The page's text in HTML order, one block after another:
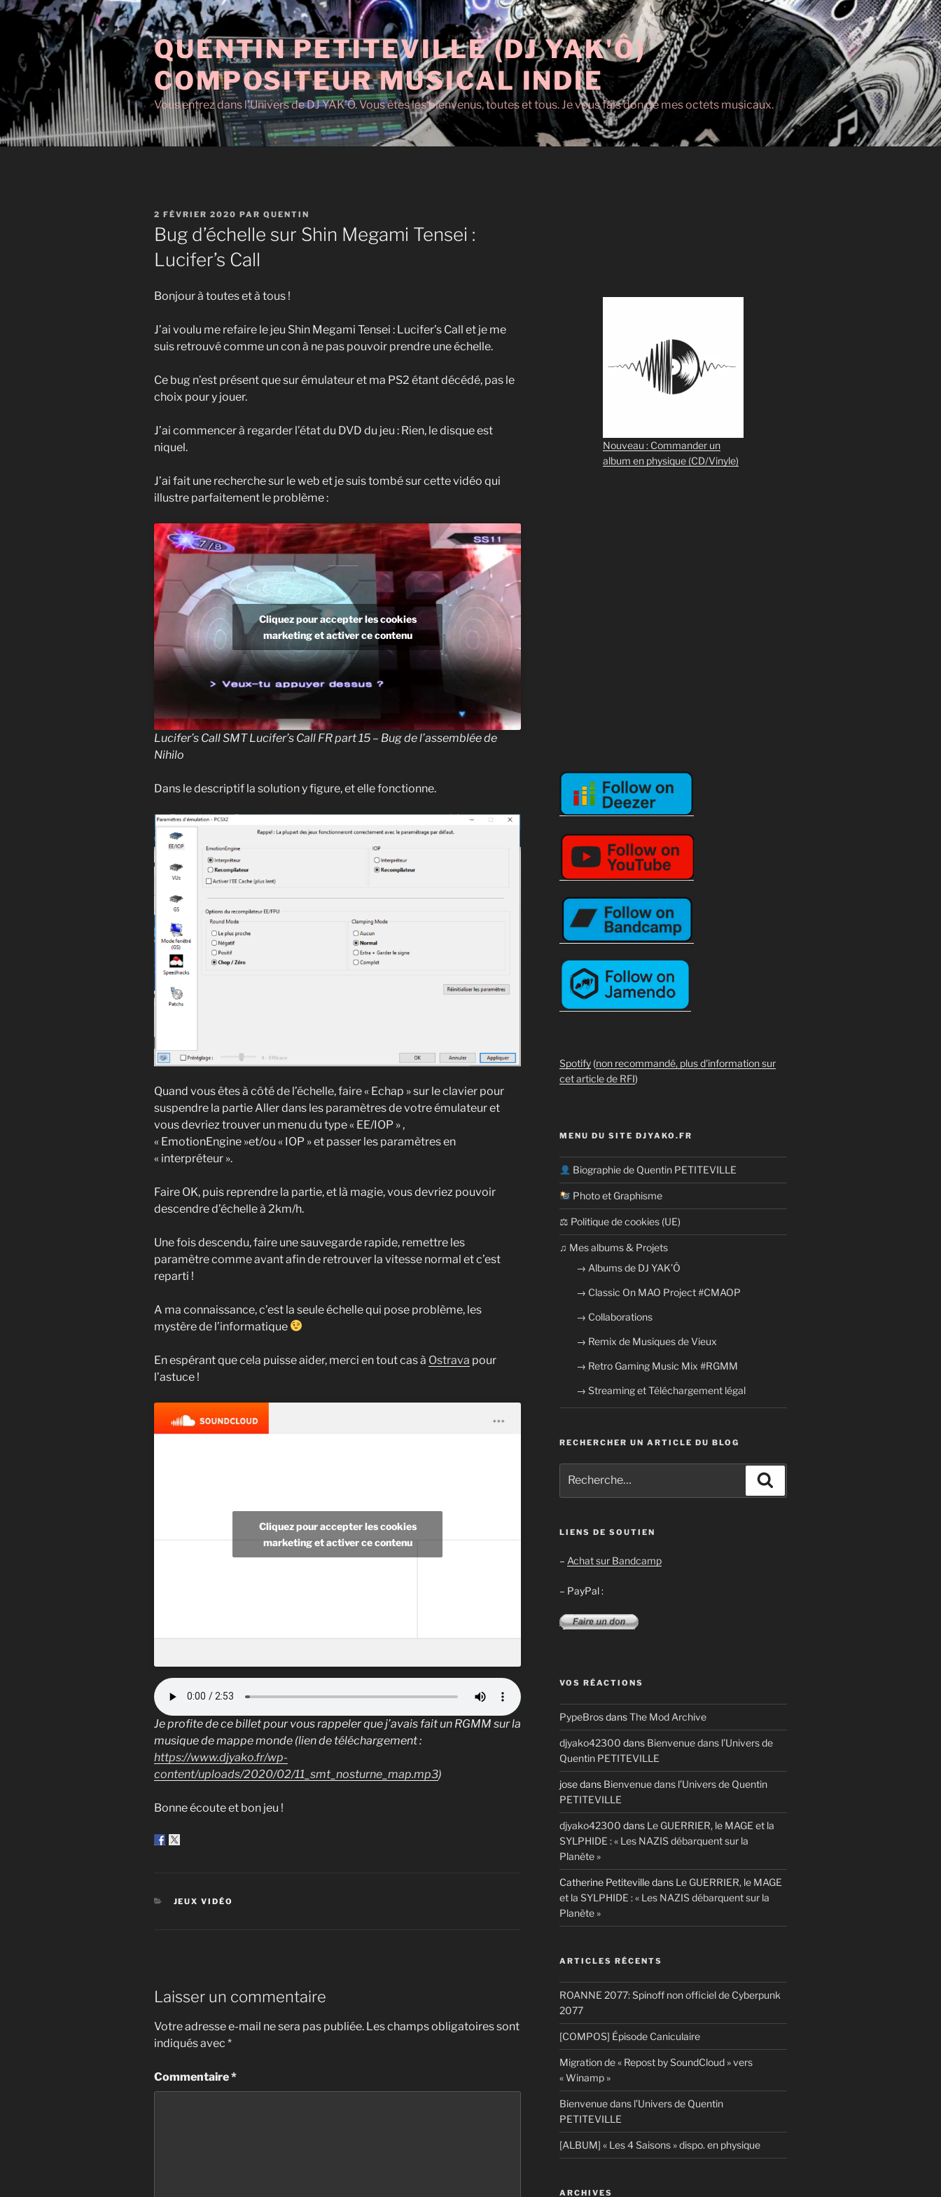
Aller
contenu
principal
QUENTIN PETITEVILLE (DJ YAK'Ô)
COMPOSITEUR MUSICAL INDIE
Vous entrez dans l'Univers de DJ YAK'Ô. Vous êtes les bienvenus, toutes et tous. Je vous fais don de mes octets musicaux.
PUBLIÉ
LE
2 FÉVRIER 2020 PAR QUENTIN
Bug d’échelle sur Shin Megami Tensei :
Lucifer’s Call
Bonjour à toutes et à tous !
J’ai voulu me refaire le jeu Shin Megami Tensei : Lucifer’s Call et je me
suis retrouvé comme un con à ne pas pouvoir prendre une échelle.
Ce bug n’est présent que sur émulateur et ma PS2 étant décédé, pas le
choix pour y jouer.
J’ai commencer à regarder l’état du DVD du jeu : Rien, le disque est
niquel.
J’ai fait une recherche sur le web et je suis tombé sur cette vidéo qui
illustre parfaitement le problème :
Cliquez pour accepter les cookies
marketing et activer ce contenu
Lucifer’s Call SMT Lucifer’s Call FR part 15 – Bug de l’assemblée de
Nihilo
Dans le descriptif la solution y figure, et elle fonctionne.
Quand vous êtes à côté de l’échelle, faire « Echap » sur le clavier pour
suspendre la partie Aller dans les paramètres de votre émulateur et
vous devriez trouver un menu du type « EE/IOP » ,
« EmotionEngine »et/ou « IOP » et passer les paramètres en
« interpréteur ».
Faire OK, puis reprendre la partie, et là magie, vous devriez pouvoir
descendre d’échelle à 2km/h.
Une fois descendu, faire une sauvegarde rapide, remettre les
paramètre comme avant afin de retrouver la vitesse normal et c’est
reparti !
A ma connaissance, c’est la seule échelle qui pose problème, les
mystère de l’informatique
En espérant que cela puisse aider, merci en tout cas à Ostrava pour
l’astuce !
Cliquez pour accepter les cookies
marketing et activer ce contenu
Je profite de ce billet pour vous rappeler que j’avais fait un RGMM sur la
musique de mappe monde (lien de téléchargement :
https://www.djyako.fr/wp-
content/uploads/2020/02/11_smt_nosturne_map.mp3)
Bonne écoute et bon jeu !
CATÉGORIES
JEUX VIDÉO
Laisser un commentaire
Votre adresse e-mail ne sera pas publiée. Les champs obligatoires sont
indiqués avec *
Commentaire*
Nouveau : Commander un
album en physique (CD/Vinyle)
Spotify(non recommandé, plus d'information sur
cet article de RFI)
MENU DU SITE DJYAKO.FR
Biographie de Quentin PETITEVILLE
Photo et Graphisme
⚖ Politique de cookies (UE)
​​♫ Mes albums & Projets
→ Albums de DJ YAK’Ô
→ Classic On MAO Project #CMAOP
→ Collaborations
→ Remix de Musiques de Vieux
→ Retro Gaming Music Mix #RGMM
→ Streaming et Téléchargement légal
RECHERCHER UN ARTICLE DU BLOG
pour
:
LIENS DE SOUTIEN
– Achat sur Bandcamp
– PayPal :
VOS RÉACTIONS
PypeBrosdansThe Mod Archive
djyako42300 dans Bienvenue dans l’Univers de
Quentin PETITEVILLE
josedans Bienvenue dans l’Univers de Quentin
PETITEVILLE
djyako42300 dans Le GUERRIER, le MAGE et la
SYLPHIDE : « Les NAZIS débarquent sur la
Planète »
Catherine Petitevilledans Le GUERRIER, le MAGE
et la SYLPHIDE : « Les NAZIS débarquent sur la
Planète »
ARTICLES RÉCENTS
ROANNE 2077: Spinoff non officiel de Cyberpunk
2077
[COMPOS] Épisode Caniculaire
Migration de « Repost by SoundCloud » vers
« Winamp »
Bienvenue dans l’Univers de Quentin
PETITEVILLE
[ALBUM] « Les 4 Saisons » dispo. en physique
ARCHIVES